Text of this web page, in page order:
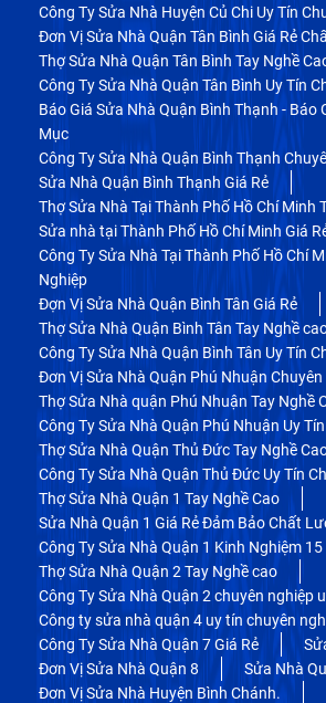
Công Ty Sửa Nhà Huyện Củ Chi Uy Tín
Đơn Vị Sửa Nhà Quận Tân Bình Giá Rẻ
Thợ Sửa Nhà Quận Tân Bình Tay Nghề
Công Ty Sửa Nhà Quận Tân Bình Uy Tín
Báo Giá Sửa Nhà Quận Bình Thạnh - Báo
Mục
Công Ty Sửa Nhà Quận Bình Thạnh
Sửa Nhà Quận Bình Thạnh Giá Rẻ
Thợ Sửa Nhà Tại Thành Phố Hồ Chí Minh
Sửa nhà tại Thành Phố Hồ Chí Minh Giá
Công Ty Sửa Nhà Tại Thành Phố Hồ Chí
Nghiệp
Đợn Vị Sửa Nhà Quận Bình Tân Giá Rẻ
Thợ Sửa Nhà Quận Bình Tân Tay Nghề
Công Ty Sửa Nhà Quận Bình Tân Uy Tín
Đơn Vị Sửa Nhà Quận Phú Nhuận
Thợ Sửa Nhà quận Phú Nhuận Tay Nghề
Công Ty Sửa Nhà Quận Phú Nhuận Uy
Thợ Sửa Nhà Quận Thủ Đức Tay Nghề
Công Ty Sửa Nhà Quận Thủ Đức Uy Tín
Thợ Sửa Nhà Quận 1 Tay Nghề Cao
Sửa Nhà Quận 1 Giá Rẻ Đảm Bảo Chất
Công Ty Sửa Nhà Quận 1 Kinh Nghiệm
Thợ Sửa Nhà Quận 2 Tay Nghề cao
Công Ty Sửa Nhà Quận 2 chuyên nghiệp
Công ty sửa nhà quận 4 uy tín chuyên
Công Ty Sửa Nhà Quận 7 Giá Rẻ
Đơn Vị Sửa Nhà Quận 8
Sửa Nhà
Đơn Vị Sửa Nhà Huyện Bình Chánh.